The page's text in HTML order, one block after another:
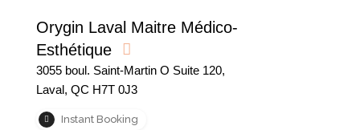
Orygin Laval Maitre Médico-
Esthétique
3055 boul. Saint-Martin O Suite 120,
Laval, QC H7T 0J3
Instant Booking